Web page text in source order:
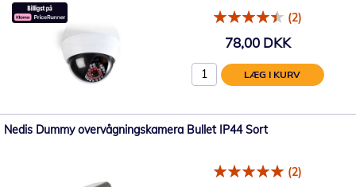
(2)
78,00 DKK
LÆG I KURV
Nedis Dummy overvågningskamera Bullet IP44 Sort
(2)